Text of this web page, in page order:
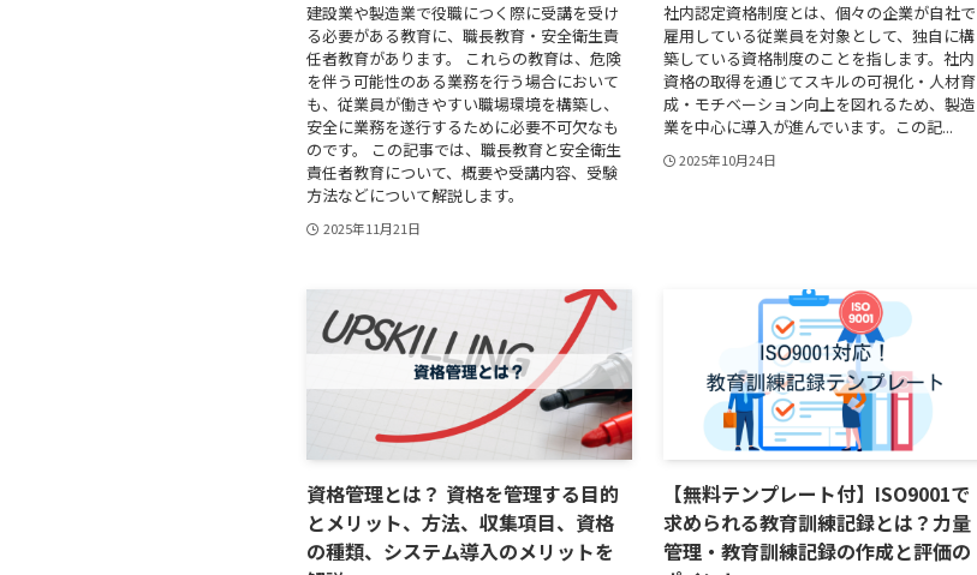
建設業や製造業で役職につく際に受講を受け
る必要がある教育に、職長教育・安全衛生責
任者教育があります。 これらの教育は、危険
を伴う可能性のある業務を行う場合において
も、従業員が働きやすい職場環境を構築し、
安全に業務を遂行するために必要不可欠なも
のです。 この記事では、職長教育と安全衛生
責任者教育について、概要や受講内容、受験
方法などについて解説します。
2025年11月21日
社内認定資格制度とは、個々の企業が自社で
雇用している従業員を対象として、独自に構
築している資格制度のことを指します。社内
資格の取得を通じてスキルの可視化・人材育
成・モチベーション向上を図れるため、製造
業を中心に導入が進んでいます。この記...
2025年10月24日
資格管理とは？ 資格を管理する目的
とメリット、方法、収集項目、資格
の種類、システム導入のメリットを
【無料テンプレート付】ISO9001で
求められる教育訓練記録とは？力量
管理・教育訓練記録の作成と評価の